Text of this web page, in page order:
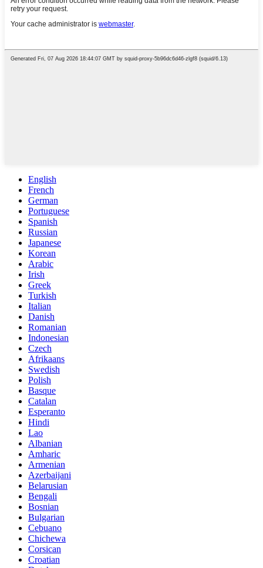
English
French
German
Portuguese
Spanish
Russian
Japanese
Korean
Arabic
Irish
Greek
Turkish
Italian
Danish
Romanian
Indonesian
Czech
Afrikaans
Swedish
Polish
Basque
Catalan
Esperanto
Hindi
Lao
Albanian
Amharic
Armenian
Azerbaijani
Belarusian
Bengali
Bosnian
Bulgarian
Cebuano
Chichewa
Corsican
Croatian